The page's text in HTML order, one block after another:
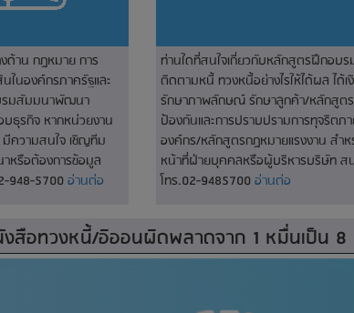
ด้าน กฎหมาย การ
ในองค์กรภาครัฐและ
รมสัมมนาพัฒนา
บธุรกิจ หากหน่วยงาน
ความสนใจ เชิญทีม
หรือต้องการข้อมูล
948-5700อ่านต่อ
ท่านใดที่สนใจเกี่ยวกับหลักสูตรฝึกอบร
ติดตามหนี้ ทวงหนี้อย่างไรให้ได้ผล ได้เ
รักษาภาพลักษณ์ รักษาลูกค้า/หลักสูต
ป้องกันและการปราบปรามการทุจริตภ
องค์กร/หลักสูตรกฎหมายแรงงาน สำห
หน้าที่ฝ่ายบุคคลหรือผู้บริหารบริษัท ส
โทร.02-9485700อ่านต่อ
สือทวงหนี้/อิออนผิดพลาดจาก 1 หมื่นเป็น 8